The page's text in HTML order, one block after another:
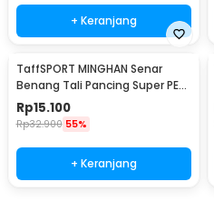
+ Keranjang
TaffSPORT MINGHAN Senar
Benang Tali Pancing Super PE
Braided Line 100M 2.0 - X4
Rp15.100
Rp32.900 55%
+ Keranjang